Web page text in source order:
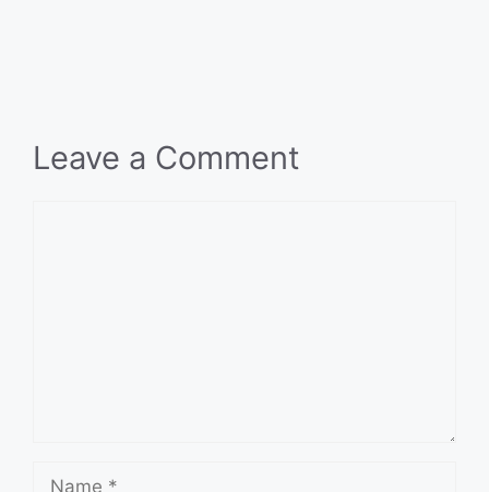
Leave a Comment
Name